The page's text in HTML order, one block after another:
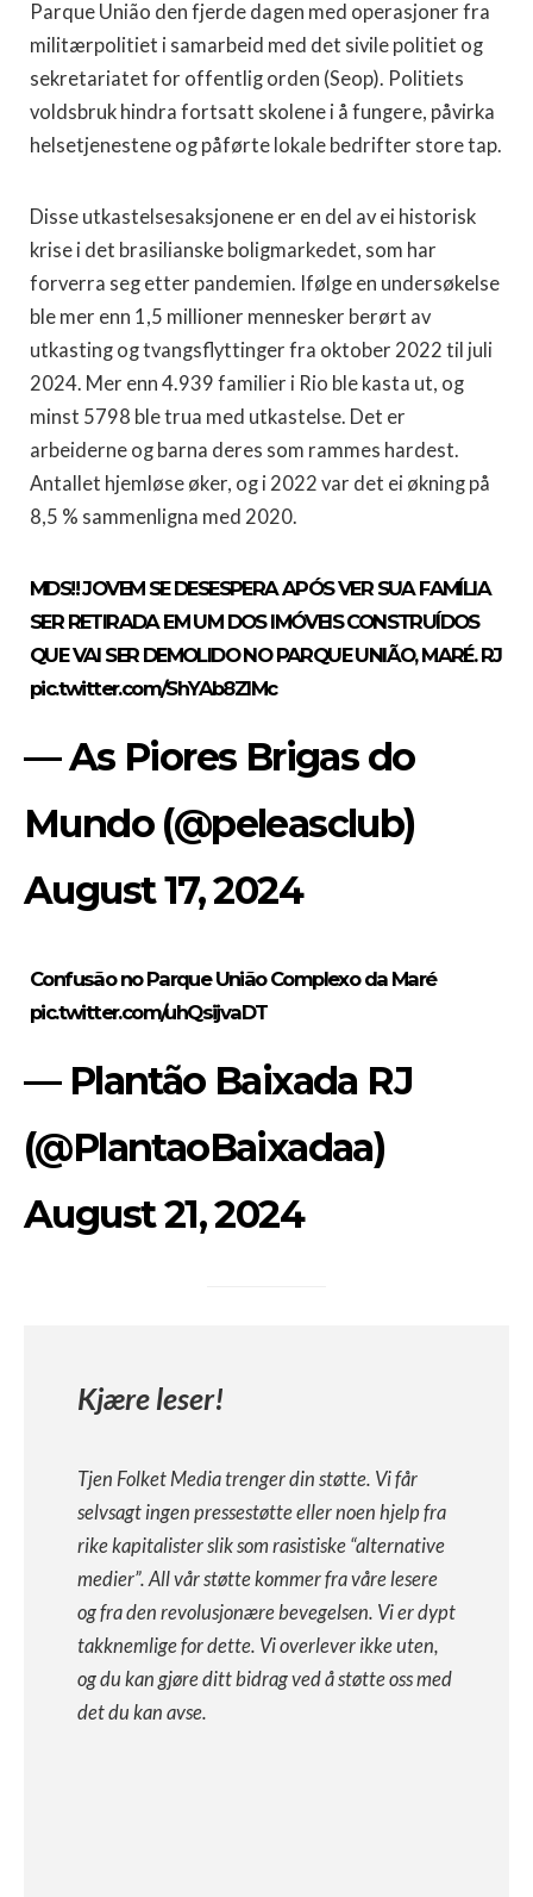
Parque União den fjerde dagen med operasjoner fra
militærpolitiet i samarbeid med det sivile politiet og
sekretariatet for offentlig orden (Seop). Politiets
voldsbruk hindra fortsatt skolene i å fungere, påvirka
helsetjenestene og påførte lokale bedrifter store tap.
Disse utkastelsesaksjonene er en del av ei historisk
krise i det brasilianske boligmarkedet, som har
forverra seg etter pandemien. Ifølge en undersøkelse
ble mer enn 1,5 millioner mennesker berørt av
utkasting og tvangsflyttinger fra oktober 2022 til juli
2024. Mer enn 4.939 familier i Rio ble kasta ut, og
minst 5798 ble trua med utkastelse. Det er
arbeiderne og barna deres som rammes hardest.
Antallet hjemløse øker, og i 2022 var det ei økning på
8,5 % sammenligna med 2020.
MDS!! JOVEM SE DESESPERA APÓS VER SUA FAMÍLIA
SER RETIRADA EM UM DOS IMÓVEIS CONSTRUÍDOS
QUE VAI SER DEMOLIDO NO PARQUE UNIÃO, MARÉ. RJ
pic.twitter.com/ShYAb8ZlMc
— As Piores Brigas do
Mundo (@peleasclub)
August 17, 2024
Confusão no Parque União Complexo da Maré
pic.twitter.com/uhQsijvaDT
— Plantão Baixada RJ
(@PlantaoBaixadaa)
August 21, 2024
Kjære leser!
Tjen Folket Media trenger din støtte. Vi får
selvsagt ingen pressestøtte eller noen hjelp fra
rike kapitalister slik som rasistiske “alternative
medier”. All vår støtte kommer fra våre lesere
og fra den revolusjonære bevegelsen. Vi er dypt
takknemlige for dette. Vi overlever ikke uten,
og du kan gjøre ditt bidrag ved å støtte oss med
det du kan avse.